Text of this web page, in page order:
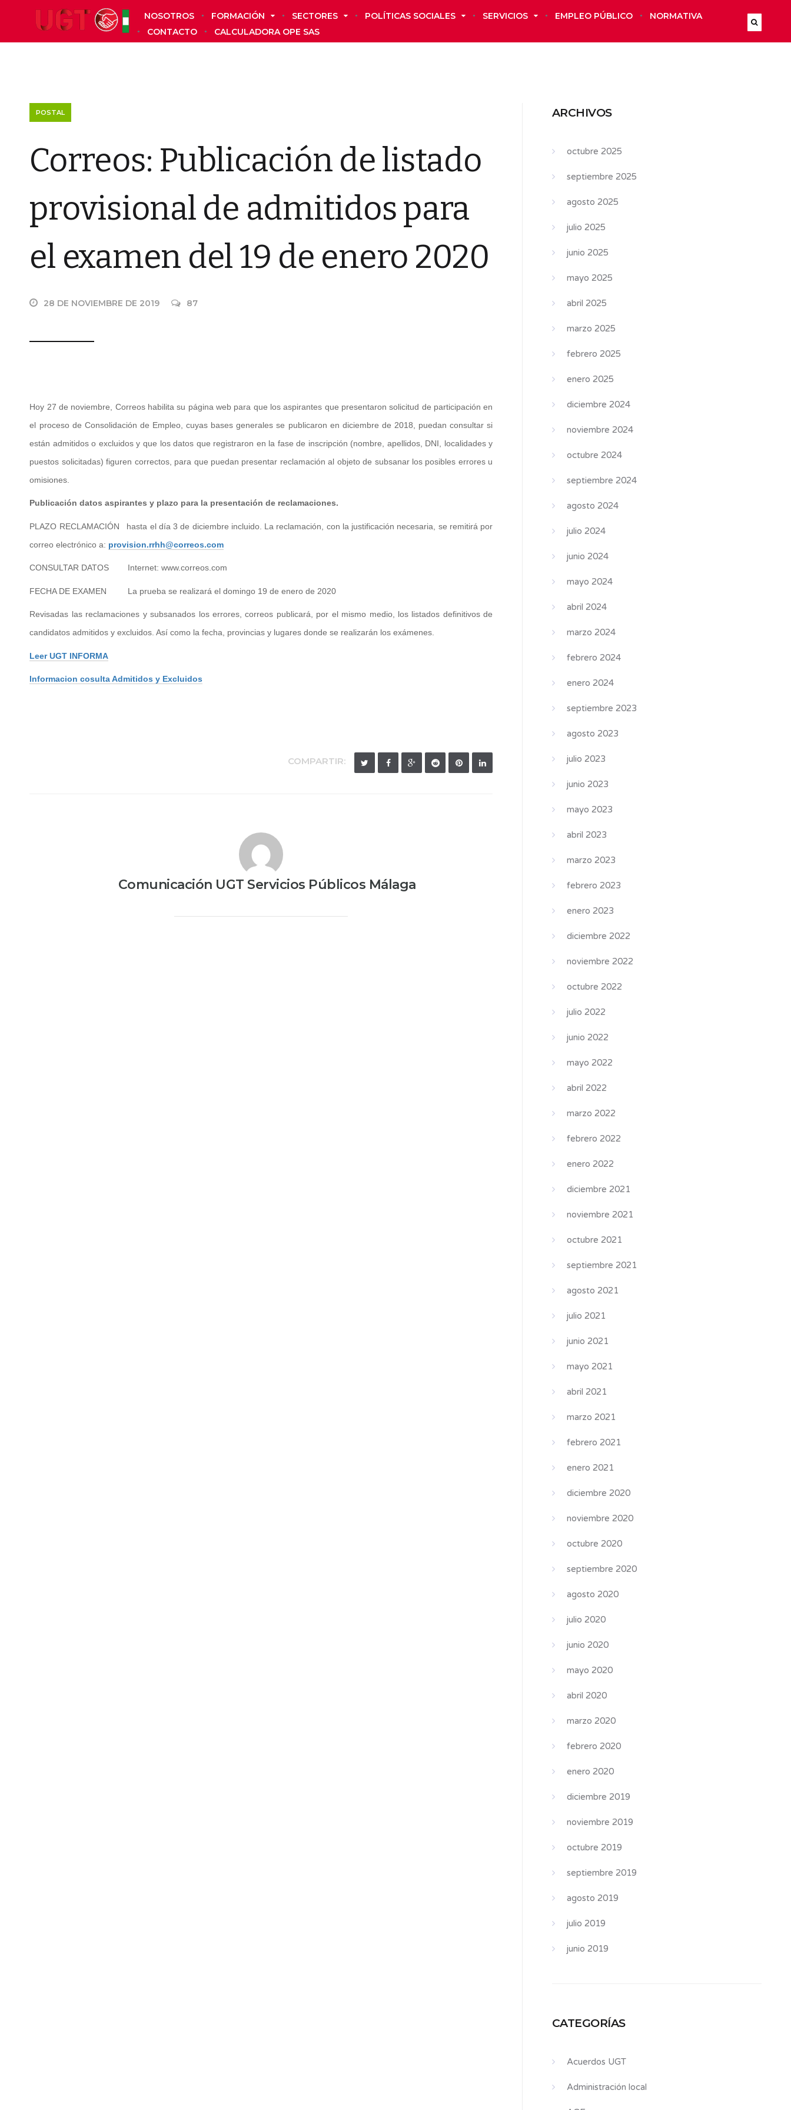
NOSOTROS FORMACIÓN SECTORES POLÍTICAS SOCIALES SERVICIOS EMPLEO PÚBLICO
NORMATIVA
CONTACTO
CALCULADORA OPE SAS
POSTAL
Correos: Publicación de listado
provisional de admitidos para
el examen del 19 de enero 2020
28 DE NOVIEMBRE DE 2019 87
Hoy 27 de noviembre, Correos habilita su página web para que los aspirantes que presentaron solicitud de participación en
el proceso de Consolidación de Empleo, cuyas bases generales se publicaron en diciembre de 2018, puedan consultar si
están admitidos o excluidos y que los datos que registraron en la fase de inscripción (nombre, apellidos, DNI, localidades y
puestos solicitadas) figuren correctos, para que puedan presentar reclamación al objeto de subsanar los posibles errores u
omisiones.
Publicación datos aspirantes y plazo para la presentación de reclamaciones.
PLAZO RECLAMACIÓN hasta el día 3 de diciembre incluido. La reclamación, con la justificación necesaria, se remitirá por
correo electrónico a: provision.rrhh@correos.com
CONSULTAR DATOS Internet: www.correos.com
FECHA DE EXAMEN La prueba se realizará el domingo 19 de enero de 2020
Revisadas las reclamaciones y subsanados los errores, correos publicará, por el mismo medio, los listados definitivos de
candidatos admitidos y excluidos. Así como la fecha, provincias y lugares donde se realizarán los exámenes.
Leer UGT INFORMA
Informacion cosulta Admitidos y Excluidos
COMPARTIR:
Comunicación UGT Servicios Públicos Málaga
ARCHIVOS
octubre 2025
septiembre 2025
agosto 2025
julio 2025
junio 2025
mayo 2025
abril 2025
marzo 2025
febrero 2025
enero 2025
diciembre 2024
noviembre 2024
octubre 2024
septiembre 2024
agosto 2024
julio 2024
junio 2024
mayo 2024
abril 2024
marzo 2024
febrero 2024
enero 2024
septiembre 2023
agosto 2023
julio 2023
junio 2023
mayo 2023
abril 2023
marzo 2023
febrero 2023
enero 2023
diciembre 2022
noviembre 2022
octubre 2022
julio 2022
junio 2022
mayo 2022
abril 2022
marzo 2022
febrero 2022
enero 2022
diciembre 2021
noviembre 2021
octubre 2021
septiembre 2021
agosto 2021
julio 2021
junio 2021
mayo 2021
abril 2021
marzo 2021
febrero 2021
enero 2021
diciembre 2020
noviembre 2020
octubre 2020
septiembre 2020
agosto 2020
julio 2020
junio 2020
mayo 2020
abril 2020
marzo 2020
febrero 2020
enero 2020
diciembre 2019
noviembre 2019
octubre 2019
septiembre 2019
agosto 2019
julio 2019
junio 2019
CATEGORÍAS
Acuerdos UGT
Administración local